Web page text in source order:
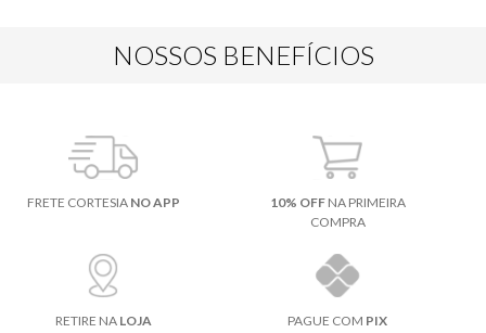
NOSSOS BENEFÍCIOS
FRETE CORTESIA NO APP 10% OFFNA PRIMEIRA
COMPRA
RETIRE NA LOJA PAGUE COM PIX